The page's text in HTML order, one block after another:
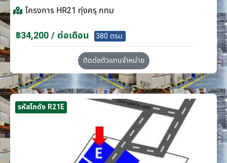
โครงการ HR21 ทุ่งครุ กทม
฿34,200 / ต่อเดือน 380 ตรม.
ติดต่อตัวแทนจำหน่าย
รหัสโกดัง R21E